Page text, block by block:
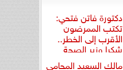
دكتورة فاتن فتحي:
تكتب الممرضون
الأقرب إلى الخطر..
شكرا وزير الصحة
مالك السعيد المحامي